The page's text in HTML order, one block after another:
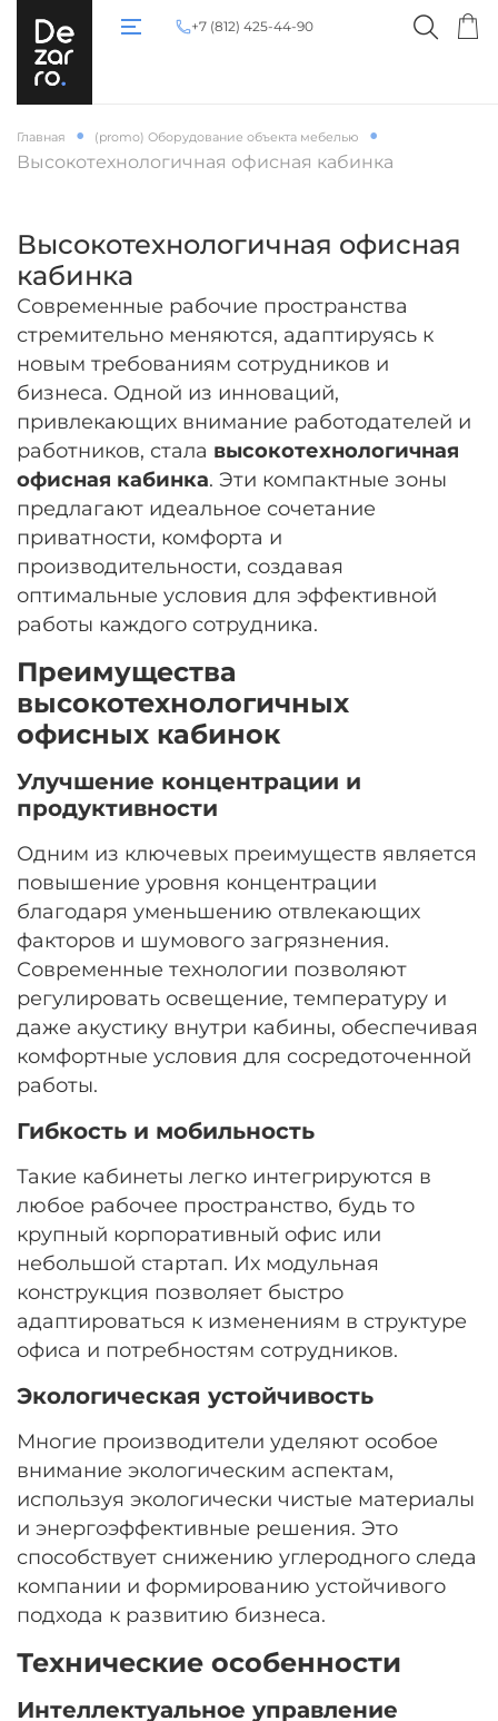
+7 (812) 425-44-90
Главная (promo) Оборудование объекта мебелью
Высокотехнологичная офисная кабинка
Высокотехнологичная офисная
кабинка
Современные рабочие пространства
стремительно меняются, адаптируясь к
новым требованиям сотрудников и
бизнеса. Одной из инноваций,
привлекающих внимание работодателей и
работников, стала высокотехнологичная
офисная кабинка. Эти компактные зоны
предлагают идеальное сочетание
приватности, комфорта и
производительности, создавая
оптимальные условия для эффективной
работы каждого сотрудника.
Преимущества
высокотехнологичных
офисных кабинок
Улучшение концентрации и
продуктивности
Одним из ключевых преимуществ является
повышение уровня концентрации
благодаря уменьшению отвлекающих
факторов и шумового загрязнения.
Современные технологии позволяют
регулировать освещение, температуру и
даже акустику внутри кабины, обеспечивая
комфортные условия для сосредоточенной
работы.
Гибкость и мобильность
Такие кабинеты легко интегрируются в
любое рабочее пространство, будь то
крупный корпоративный офис или
небольшой стартап. Их модульная
конструкция позволяет быстро
адаптироваться к изменениям в структуре
офиса и потребностям сотрудников.
Экологическая устойчивость
Многие производители уделяют особое
внимание экологическим аспектам,
используя экологически чистые материалы
и энергоэффективные решения. Это
способствует снижению углеродного следа
компании и формированию устойчивого
подхода к развитию бизнеса.
Технические особенности
Интеллектуальное управление